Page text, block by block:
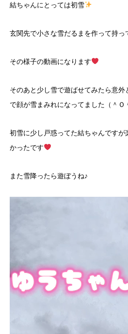
結ちゃんにとっては初雪
玄関先で小さな雪だるまを作って持っ
その様子の動画になります
そのあと少し雪で遊ばせてみたら意
で顔が雪まみれになってました（＾Ｏ
初雪に少し戸惑ってた結ちゃんですが
かったです
また雪降ったら遊ぼうね♪